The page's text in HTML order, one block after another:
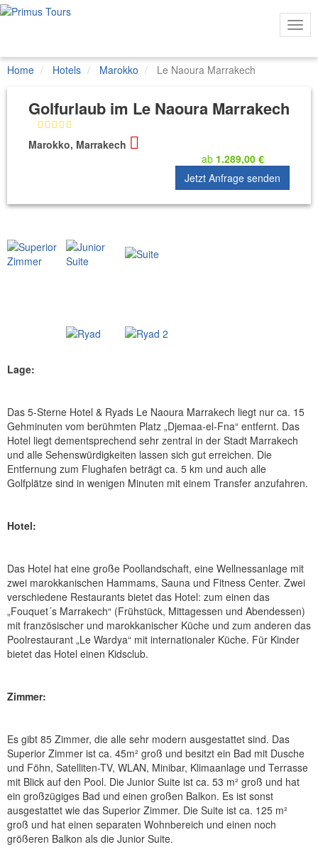
Home Hotels Marokko Le Naoura Marrakech
Golfurlaub im Le Naoura Marrakech
Marokko, Marrakech
ab 1.289,00 €
Jetzt Anfrage senden
Lage:
Das 5-Sterne Hotel & Ryads Le Naoura Marrakech liegt nur ca. 15
Gehminuten vom berühmten Platz „Djemaa-el-Fna“ entfernt. Das
Hotel liegt dementsprechend sehr zentral in der Stadt Marrakech
und alle Sehenswürdigkeiten lassen sich gut erreichen. Die
Entfernung zum Flughafen beträgt ca. 5 km und auch alle
Golfplätze sind in wenigen Minuten mit einem Transfer anzufahren.
Hotel:
Das Hotel hat eine große Poollandschaft, eine Wellnessanlage mit
zwei marokkanischen Hammams, Sauna und Fitness Center. Zwei
verschiedene Restaurants bietet das Hotel: zum einen das
„Fouquet´s Marrakech“ (Frühstück, Mittagessen und Abendessen)
mit französischer und marokkanischer Küche und zum anderen das
Poolrestaurant „Le Wardya“ mit internationaler Küche. Für Kinder
bietet das Hotel einen Kidsclub.
Zimmer:
Es gibt 85 Zimmer, die alle sehr modern ausgestattet sind. Das
Superior Zimmer ist ca. 45m² groß und besitzt ein Bad mit Dusche
und Föhn, Satelliten-TV, WLAN, Minibar, Klimaanlage und Terrasse
mit Blick auf den Pool. Die Junior Suite ist ca. 53 m² groß und hat
ein großzügiges Bad und einen großen Balkon. Es ist sonst
ausgestattet wie das Superior Zimmer. Die Suite ist ca. 125 m²
groß und hat einen separaten Wohnbereich und einen noch
größeren Balkon als die Junior Suite.